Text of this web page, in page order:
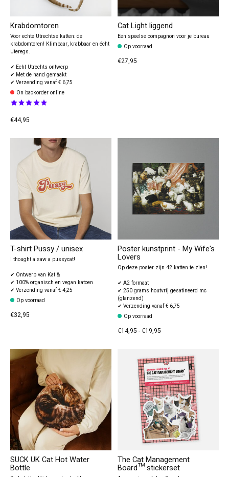
Krabdomtoren
Voor echte Utrechtse katten: de
krabdomtoren! Klimbaar, krabbaar en écht
Uteregs.
✔ Echt Utrechts ontwerp
✔ Met de hand gemaakt
✔ Verzending vanaf € 6,75
On backorder online
The rating of this product is
€44,95
Cat Light liggend
Een speelse compagnon voor je bureau
Op voorraad
€27,95
T-shirt Pussy / unisex
I thought a saw a pussycat!
✔ Ontwerp van Kat &
✔ 100% organisch en vegan katoen
✔ Verzending vanaf € 4,25
Op voorraad
€32,95
Poster kunstprint - My Wife's
Lovers
Op deze poster zijn 42 katten te zien!
✔ A2 formaat
✔ 250 grams houtvrij gesatineerd mc
(glanzend)
✔ Verzending vanaf € 6,75
Op voorraad
€14,95 - €19,95
SUCK UK Cat Hot Water
Bottle
The Cat Management
Board™ stickerset